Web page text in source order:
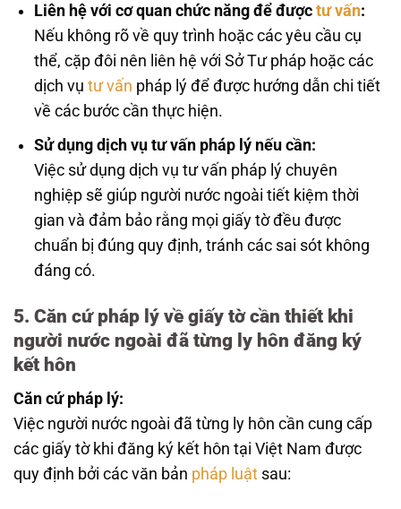
Liên hệ với cơ quan chức năng để đượctư vấn:
Nếu không rõ về quy trình hoặc các yêu cầu cụ
thể, cặp đôi nên liên hệ với Sở Tư pháp hoặc các
dịch vụ tư vấn pháp lý để được hướng dẫn chi tiết
về các bước cần thực hiện.
Sử dụng dịch vụ tư vấn pháp lý nếu cần:
Việc sử dụng dịch vụ tư vấn pháp lý chuyên
nghiệp sẽ giúp người nước ngoài tiết kiệm thời
gian và đảm bảo rằng mọi giấy tờ đều được
chuẩn bị đúng quy định, tránh các sai sót không
đáng có.
5. Căn cứ pháp lý về giấy tờ cần thiết khi
người nước ngoài đã từng ly hôn đăng ký
kết hôn
Căn cứ pháp lý:
Việc người nước ngoài đã từng ly hôn cần cung cấp
các giấy tờ khi đăng ký kết hôn tại Việt Nam được
quy định bởi các văn bản pháp luật sau: